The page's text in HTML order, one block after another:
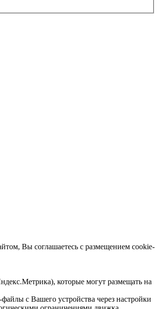
Вы соглашаетесь с размещением cookie-
которые могут размещать на
с Вашего устройства через настройки